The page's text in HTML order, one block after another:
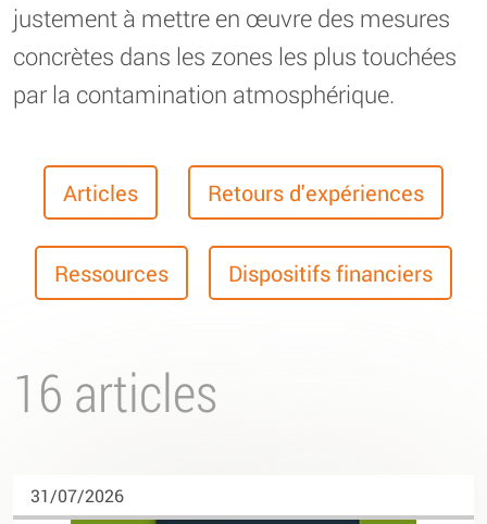
justement à mettre en œuvre des mesures
concrètes dans les zones les plus touchées
par la contamination atmosphérique.
Articles Retours d'expériences
Ressources Dispositifs financiers
16 articles
31/07/2026